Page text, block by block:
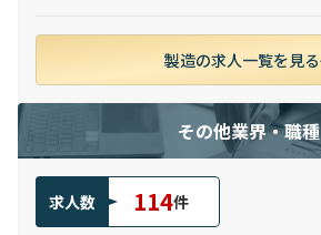
製造の求人一覧を見る
その他業界・職種
求人数 114件